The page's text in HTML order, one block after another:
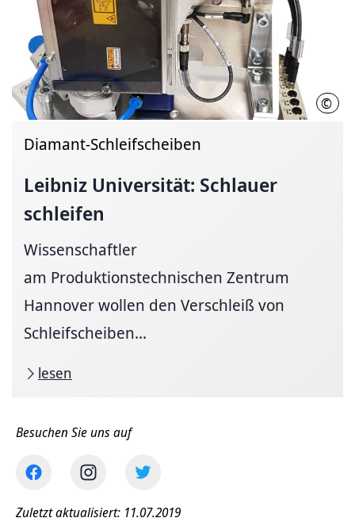
©
Diamant-Schleifscheiben
Leibniz Universität: Schlauer
schleifen
Wissenschaftler
am Produktionstechnischen Zentrum
Hannover wollen den Verschleiß von
Schleifscheiben...
lesen
Besuchen Sie uns auf
Zuletzt aktualisiert: 11.07.2019